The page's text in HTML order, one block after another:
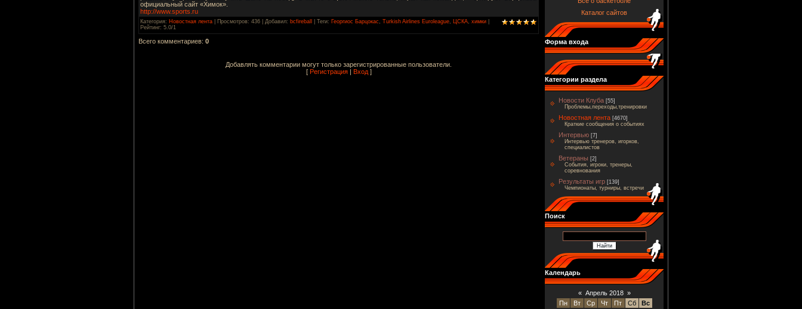
официальный сайт «Химок».
http://www.sports.ru
Категория: Новостная лента Просмотров: 436 | Добавил: bcfireball Теги: Георгиос Барцокас Turkish Airlines Euroleague ЦСКА химки
Рейтинг: 5.0/1
Всего комментариев: 0
Добавлять комментарии могут только зарегистрированные пользователи.
[ Регистрация| Вход]
Каталог сайтов
Форма входа
Категории раздела
Новости Клуба [55]
Проблемы,переходы,тренировки
Новостная лента [4670]
Краткие сообщения о событиях
Интервью [7]
Интервью тренеров, игорков,
специалистов
Ветераны [2]
События, игроки, тренеры,
соревнования
Результаты игр [139]
Чемпионаты, турниры, встречи
Поиск
Календарь
« Апрель 2018 »
Пн
Вт Ср Чт Пт Сб
Вс